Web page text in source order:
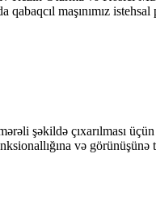
maşınımız
şəkildə çıxarılması
və